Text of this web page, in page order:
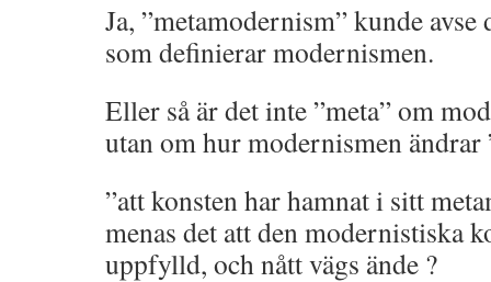
Ja, ”metamodernism” kunde
som definierar modernismen.
Eller så är det inte ”meta” om
utan om hur modernismen ändrar
”att konsten har hamnat i sitt
menas det att den modernistiska
uppfylld, och nått vägs ände ?